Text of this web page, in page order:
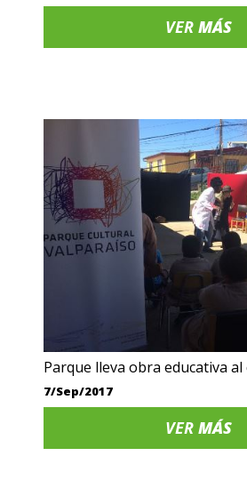
VERMÁS
Parque lleva obra educativa
7/Sep/2017
VERMÁS